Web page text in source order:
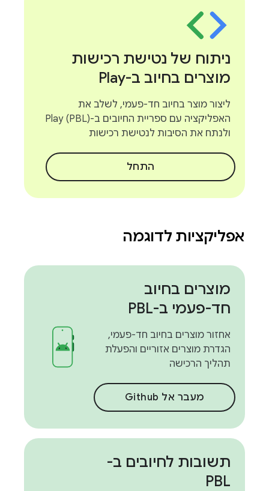
ניתוח של נטישת רכישות
מוצרים בחיוב ב-Play
ליצור מוצר בחיוב חד-פעמי, לשלב את
האפליקציה עם ספריית החיובים ב-Play (PBL)
ולנתח את הסיבות לנטישת רכישות
התחל
אפליקציות לדוגמה
מוצרים בחיוב
חד-פעמי ב-PBL
אחזור מוצרים בחיוב חד-פעמי,
הגדרת מוצרים אזוריים והפעלת
תהליך הרכישה
מעבר אל Github
תשובות לחיובים ב-
PBL